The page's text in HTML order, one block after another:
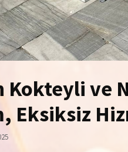
Kokteyli ve
Eksiksiz